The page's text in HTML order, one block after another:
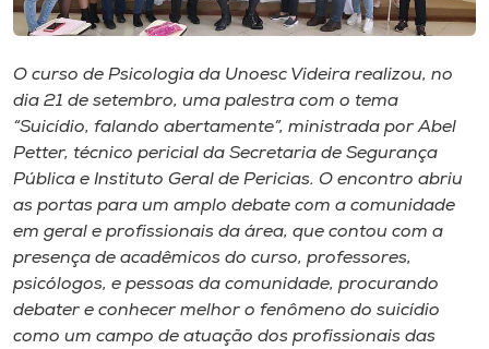
Rádio
Museu
Unoesc
Store
Selecione
o idioma
O curso de Psicologia da Unoesc Videira realizou, no
dia 21 de setembro, uma palestra com o tema
“Suicídio, falando abertamente”, ministrada por Abel
Petter, técnico pericial da Secretaria de Segurança
Pública e Instituto Geral de Pericias. O encontro abriu
as portas para um amplo debate com a comunidade
em geral e profissionais da área, que contou com a
presença de acadêmicos do curso, professores,
psicólogos, e pessoas da comunidade, procurando
debater e conhecer melhor o fenômeno do suicídio
como um campo de atuação dos profissionais das